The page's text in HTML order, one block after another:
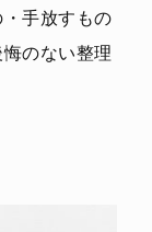
手放すもの
のない整理